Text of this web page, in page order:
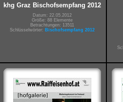
khg Graz Bischofsempfang 2012
Datum: 22.05.2012
Größe: 88 Elemente
Betrachtungen: 13511
Schlüsselwörter: Bischofsempfang 2012